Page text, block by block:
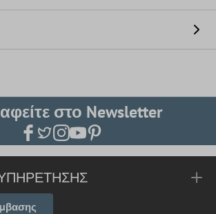
στο Newsletter